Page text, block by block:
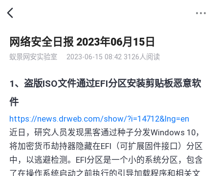
网络安全日报 2023年06月15日
蚁景网安实验室 2023-06-15 08:42 3126人阅读
1、盗版ISO文件通过EFI分区安装剪贴板恶意软
件
https://news.drweb.com/show/?i=14712&lng=en
近日，研究人员发现黑客通过种子分发Windows 10，
将加密货币劫持器隐藏在EFI（可扩展固件接口）分区
中，以逃避检测。EFI分区是一个小的系统分区，包含
了在操作系统启动之前执行的引导加载程序和相关文